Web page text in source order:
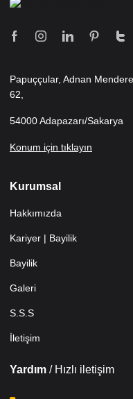
Papuççular, Adnan
62,
54000 Adapazarı/Sakarya
Konum için tıklayın
Kurumsal
Hakkımızda
Kariyer | Bayilik
Bayilik
Galeri
S.S.S
İletişim
Yardım / Hızlı iletişim